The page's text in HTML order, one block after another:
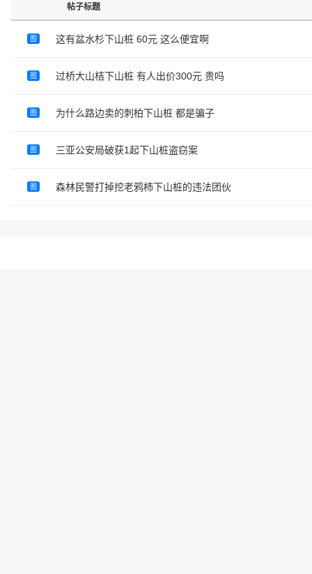
帖子标题
图 这有盆水杉下山桩 60元 这么便宜啊
图 过桥大山桔下山桩 有人出价300元 贵吗
图 为什么路边卖的刺柏下山桩 都是骗子
图 三亚公安局破获1起下山桩盗窃案
图 森林民警打掉挖老鸦柿下山桩的违法团伙